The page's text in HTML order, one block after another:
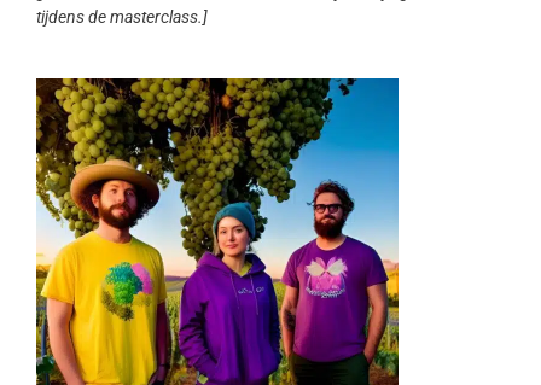
tijdens de masterclass.]